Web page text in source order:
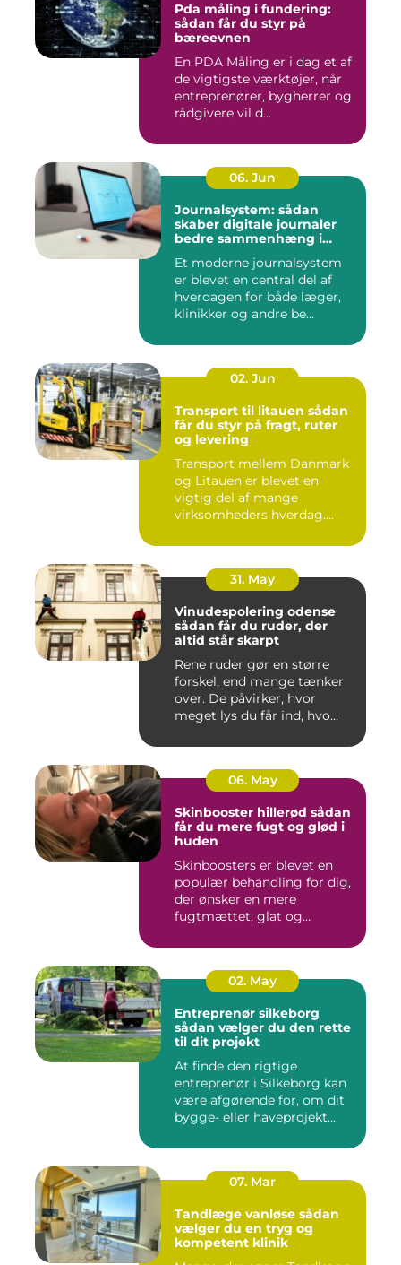
Pda måling i fundering:
sådan får du styr på
bæreevnen
En PDA Måling er i dag et af
de vigtigste værktøjer, når
entreprenører, bygherrer og
rådgivere vil d...
06. Jun
Journalsystem: sådan
skaber digitale journaler
bedre sammenhæng i
Et moderne journalsystem
er blevet en central del af
hverdagen for både læger,
klinikker og andre be...
02. Jun
Transport til litauen sådan
får du styr på fragt, ruter
og levering
Transport mellem Danmark
og Litauen er blevet en
vigtig del af mange
virksomheders hverdag.
31. May
Vinudespolering odense
sådan får du ruder, der
altid står skarpt
Rene ruder gør en større
forskel, end mange tænker
over. De påvirker, hvor
meget lys du får ind, hvo...
06. May
Skinbooster hillerød sådan
får du mere fugt og glød i
huden
Skinboosters er blevet en
populær behandling for dig,
der ønsker en mere
fugtmættet, glat og
02. May
Entreprenør silkeborg
sådan vælger du den rette
til dit projekt
At finde den rigtige
entreprenør i Silkeborg kan
være afgørende for, om dit
bygge- eller haveprojekt...
07. Mar
Tandlæge vanløse sådan
vælger du en tryg og
kompetent klinik